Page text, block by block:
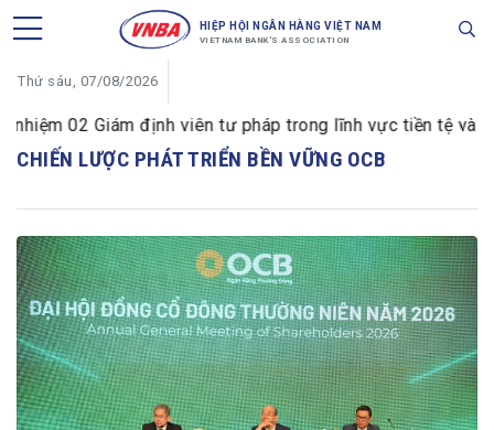
HIỆP HỘI NGÂN HÀNG VIỆT NAM
VIETNAM BANK'S ASSOCIATION
Thứ sáu, 07/08/2026
02 Giám định viên tư pháp trong lĩnh vực tiền tệ và
CHIẾN LƯỢC PHÁT TRIỂN BỀN VỮNG OCB